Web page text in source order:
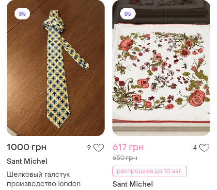
1000 грн 9
Sant Michel
Шелковый галстук
производство london
617 грн 4
650 грн
распродажа до 10 авг.
Sant Michel